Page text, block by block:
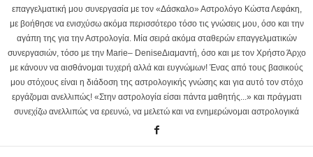
επαγγελματική μου συνεργασία με τον «Δάσκαλο» Αστρολόγο Κώστα Λεφάκη,
με βοήθησε να ενισχύσω ακόμα περισσότερο τόσο τις γνώσεις μου, όσο και την
αγάπη της για την Αστρολογία. Μία σειρά ακόμα σταθερών επαγγελματικών
συνεργασιών, τόσο με την Marie– DeniseΔιαμαντή, όσο και με τον Χρήστο Άρχο
με κάνουν να αισθάνομαι τυχερή αλλά και ευγνώμων! Ένας από τους βασικούς
μου στόχους είναι η διάδοση της αστρολογικής γνώσης και για αυτό τον στόχο
εργάζομαι ανελλιπώς! «Στην αστρολογία είσαι πάντα μαθητής...» και πράγματι
συνεχίζω ανελλιπώς να ερευνώ, να μελετώ και να ενημερώνομαι αστρολογικά